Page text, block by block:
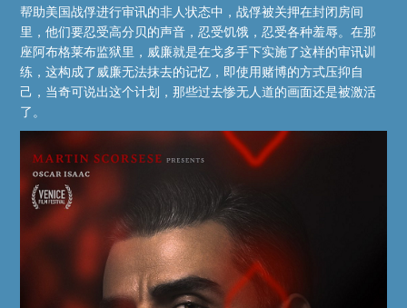
帮助美国战俘进行审讯的非人状态中，战俘被关押在封闭房间
里，他们要忍受高分贝的声音，忍受饥饿，忍受各种羞辱。在那
座阿布格莱布监狱里，威廉就是在戈多手下实施了这样的审讯训
练，这构成了威廉无法抹去的记忆，即使用赌博的方式压抑自
己，当奇可说出这个计划，那些过去惨无人道的画面还是被激活
了。